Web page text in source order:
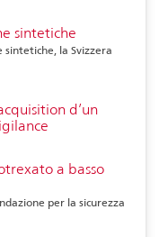
sintetiche
la Svizzera
d’un
a basso
per la sicurezza